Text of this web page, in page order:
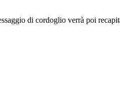
di cordoglio verrà poi